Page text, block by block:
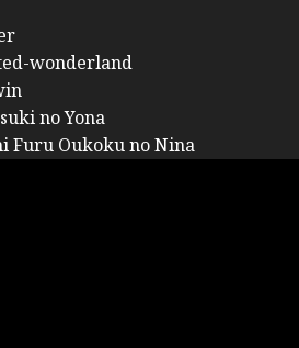
wonderland
no Yona
Furu Oukoku no Nina